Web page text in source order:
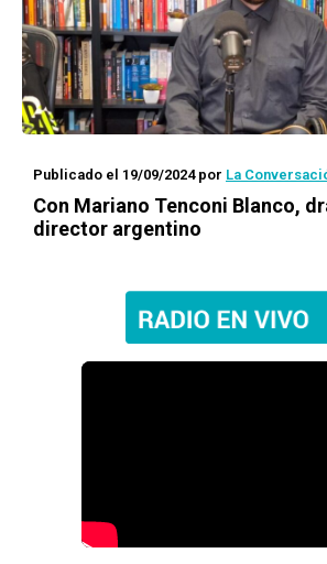
Publicado el 19/09/2024por La
Con Mariano Tenconi Blanco,
director argentino